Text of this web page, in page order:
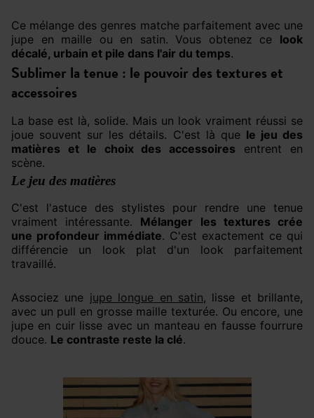
Ce mélange des genres matche parfaitement avec une
jupe en maille ou en satin. Vous obtenez ce look
décalé, urbain et pile dans l'air du temps.
Sublimer la tenue : le pouvoir des textures et
accessoires
La base est là, solide. Mais un look vraiment réussi se
joue souvent sur les détails. C'est là que le jeu des
matières et le choix des accessoires entrent en
scène.
Le jeu des matières
C'est l'astuce des stylistes pour rendre une tenue
vraiment intéressante. Mélanger les textures crée
une profondeur immédiate. C'est exactement ce qui
différencie un look plat d'un look parfaitement
travaillé.
Associez une jupe longue en satin, lisse et brillante,
avec un pull en grosse maille texturée. Ou encore, une
jupe en cuir lisse avec un manteau en fausse fourrure
douce. Le contraste reste la clé.